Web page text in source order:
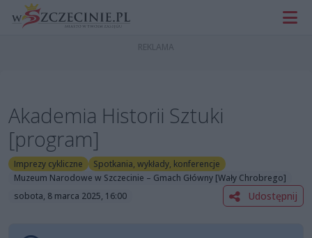
Akademia Historii Sztuki
[program]
Imprezy cykliczne
Spotkania, wykłady, konferencje
Muzeum Narodowe w Szczecinie – Gmach Główny [Wały Chrobrego]
sobota, 8 marca 2025, 16:00
Udostępnij